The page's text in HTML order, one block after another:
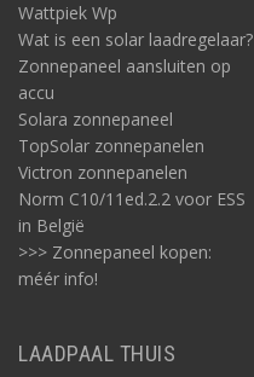
Wattpiek Wp
Wat is een solar laadregelaar?
Zonnepaneel aansluiten op
accu
Solara zonnepaneel
TopSolar zonnepanelen
Victron zonnepanelen
Norm C10/11ed.2.2 voor ESS
in België
>>> Zonnepaneel kopen:
méér info!
LAADPAAL THUIS